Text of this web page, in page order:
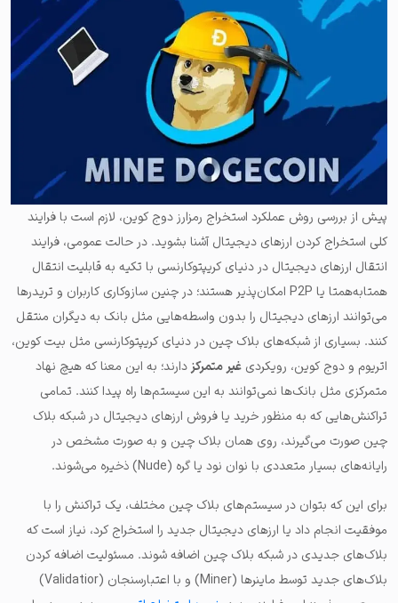
پیش از بررسی روش عملکرد استخراج رمزارز دوج کوین، لازم است با فرایند
کلی استخراج کردن ارزهای دیجیتال آشنا بشوید. در حالت عمومی، فرایند
انتقال ارزهای دیجیتال در دنیای کریپتوکارنسی با تکیه به قابلیت انتقال
همتابه‌همتا یا P2P امکان‌پذیر هستند؛ در چنین سازوکاری کاربران و تریدرها
می‌توانند ارزهای دیجیتال را بدون واسطه‌هایی مثل بانک به دیگران منتقل
کنند. بسیاری از شبکه‌های بلاک چین در دنیای کریپتوکارنسی مثل بیت کوین،
اتریوم و دوج کوین، رویکردی غیر متمرکزدارند؛ به این معنا که هیچ نهاد
متمرکزی مثل بانک‌ها نمی‌توانند به این سیستم‌ها راه پیدا کنند. تمامی
تراکنش‌هایی که به منظور خرید یا فروش ارزهای دیجیتال در شبکه بلاک
چین صورت می‌گیرند، روی همان بلاک چین و به صورت مشخص در
رایانه‌های بسیار متعددی با نوان نود یا گره (Nude) ذخیره می‌شوند.
برای این که بتوان در سیستم‌های بلاک چین مختلف، یک تراکنش را با
موفقیت انجام داد یا ارزهای دیجیتال جدید را استخراج کرد، نیاز است که
بلاک‌های جدیدی در شبکه بلاک چین اضافه شوند. مسئولیت اضافه کردن
بلاک‌های جدید توسط ماینرها (Miner) و با اعتبارسنجان (Validatior)